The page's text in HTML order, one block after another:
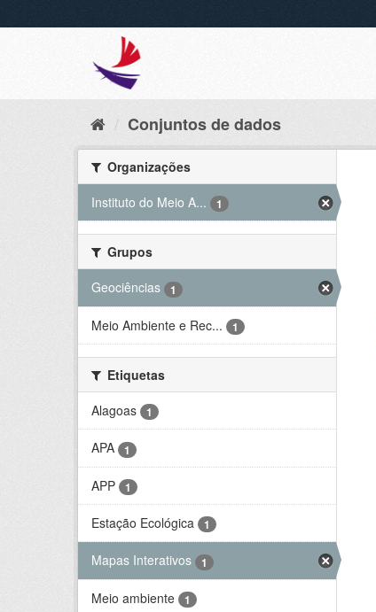
Conjuntos de dados
Organizações
Instituto do Meio A...
1
Grupos
Geociências
1
Meio Ambiente e Rec... 1
Etiquetas
Alagoas
1
APA 1
APP 1
Estação Ecológica 1
Mapas Interativos 1
Meio ambiente 1